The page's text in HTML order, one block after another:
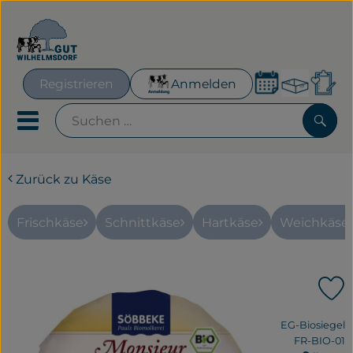
Registrieren Anmelden
Mobiles Menu öffnen
Geplante Kisten
Frisches für´s Büro
Neues & Aktionen
Obst & Gemüse
Zurück zu Käse
Frischkäse Schnittkäse Hartkäse Weichkäse
, Verband:
EG-Biosiegel
,FR-BIO-01